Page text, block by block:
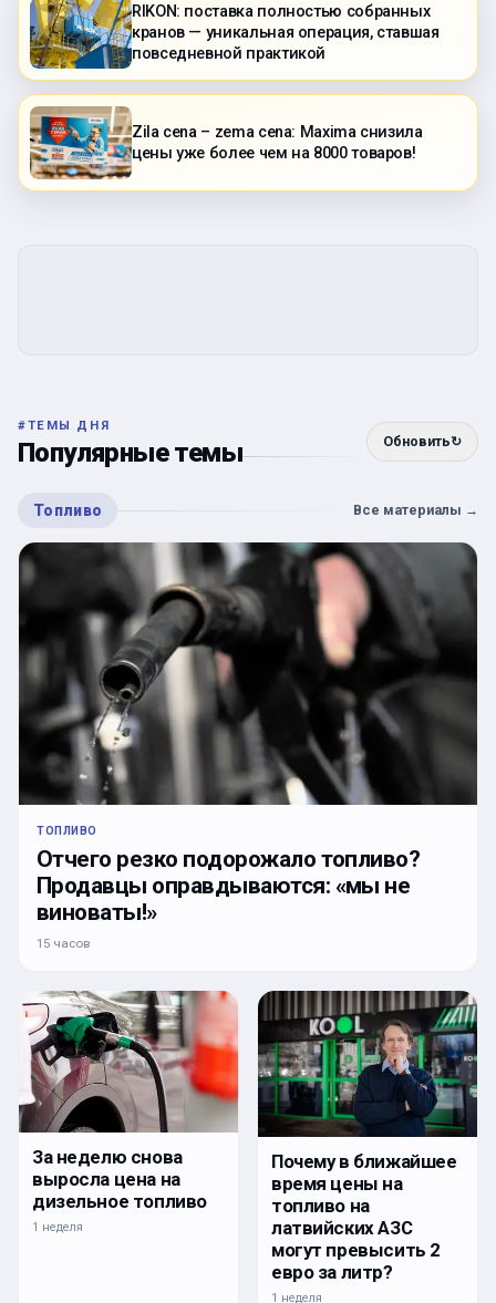
RIKON: поставка полностью собранных
кранов — уникальная операция, ставшая
повседневной практикой
Zila cena – zema cena: Maxima снизила
цены уже более чем на 8000 товаров!
#ТЕМЫ ДНЯ
Популярные темы Обновить↻
Топливо Все материалы →
ТОПЛИВО
Отчего резко подорожало топливо?
Продавцы оправдываются: «мы не
виноваты!»
15 часов
За неделю снова
выросла цена на
дизельное топливо
1 неделя
Почему в ближайшее
время цены на
топливо на
латвийских АЗС
могут превысить 2
евро за литр?
1 неделя